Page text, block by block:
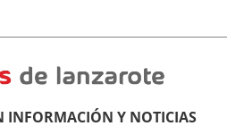
INFORMACIÓN Y NOTICIAS